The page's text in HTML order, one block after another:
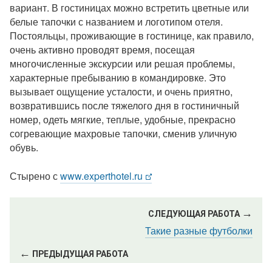
вариант. В гостиницах можно встретить цветные или
белые тапочки с названием и логотипом отеля.
Постояльцы, проживающие в гостинице, как правило,
очень активно проводят время, посещая
многочисленные экскурсии или решая проблемы,
характерные пребыванию в командировке. Это
вызывает ощущение усталости, и очень приятно,
возвратившись после тяжелого дня в гостиничный
номер, одеть мягкие, теплые, удобные, прекрасно
согревающие махровые тапочки, сменив уличную
обувь.
Стырено сwww.experthotel.ru
СЛЕДУЮЩАЯ РАБОТА →
Такие разные футболки
← ПРЕДЫДУЩАЯ РАБОТА